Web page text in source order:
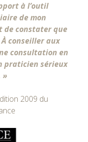
à l’outil
de mon
de constater que
conseiller aux
consultation en
praticien sérieux
»
2009 du